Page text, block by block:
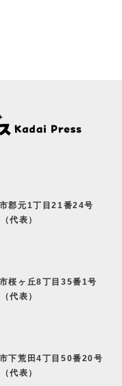
郡元1丁目21番24号
代表）
ヶ丘8丁目35番1号
代表）
荒田4丁目50番20号
代表）